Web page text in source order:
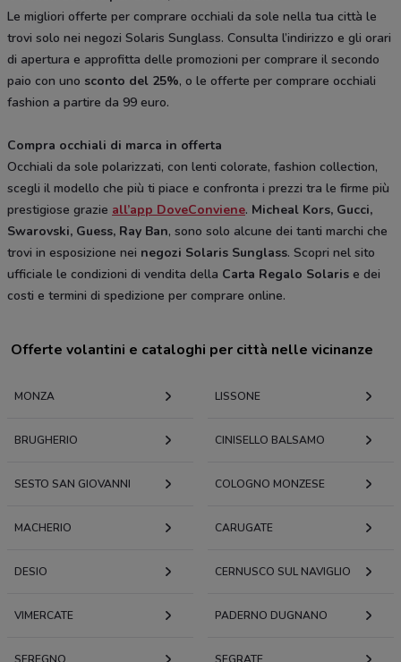
Le migliori offerte per comprare occhiali da sole nella tua città le
trovi solo nei negozi Solaris Sunglass. Consulta l’indirizzo e gli orari
di apertura e approfitta delle promozioni per comprare il secondo
paio con uno sconto del 25%, o le offerte per comprare occhiali
fashion a partire da 99 euro.
Compra occhiali di marca in offerta
Occhiali da sole polarizzati, con lenti colorate, fashion collection,
scegli il modello che più ti piace e confronta i prezzi tra le firme più
prestigiose grazie all’app DoveConviene. Micheal Kors, Gucci,
Swarovski, Guess, Ray Ban, sono solo alcune dei tanti marchi che
trovi in esposizione nei negozi Solaris Sunglass. Scopri nel sito
ufficiale le condizioni di vendita della Carta Regalo Solaris e dei
costi e termini di spedizione per comprare online.
Offerte volantini e cataloghi per città nelle vicinanze
MONZA LISSONE
BRUGHERIO CINISELLO BALSAMO
SESTO SAN GIOVANNI COLOGNO MONZESE
MACHERIO CARUGATE
DESIO CERNUSCO SUL NAVIGLIO
VIMERCATE PADERNO DUGNANO